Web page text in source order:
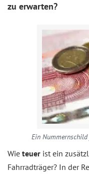
zu erwarten?
Ein
Wie teuer ist ein
Fahrradträger? In der